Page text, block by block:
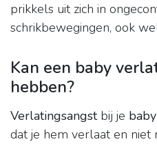
prikkels uit zich in
schrikbewegingen, ook
Kan een baby
hebben?
Verlatingsangstbij je baby
dat je hem verlaat en